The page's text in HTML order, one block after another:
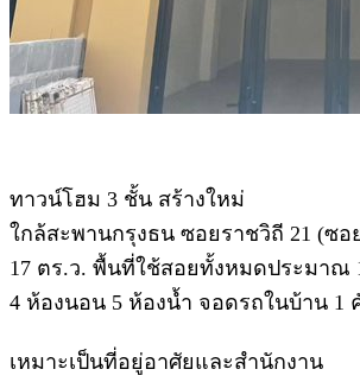
ทาวน์โฮม 3 ชั้น สร้างใหม่
ใกล้สะพานกรุงธน ซอยราชวิถี 21 (ซอ
17 ตร.ว. พื้นที่ใช้สอยทั้งหมดประมาณ
4 ห้องนอน 5 ห้องน้ำ จอดรถในบ้าน 1
เหมาะเป็นที่อยู่อาศัยและสำนักงาน